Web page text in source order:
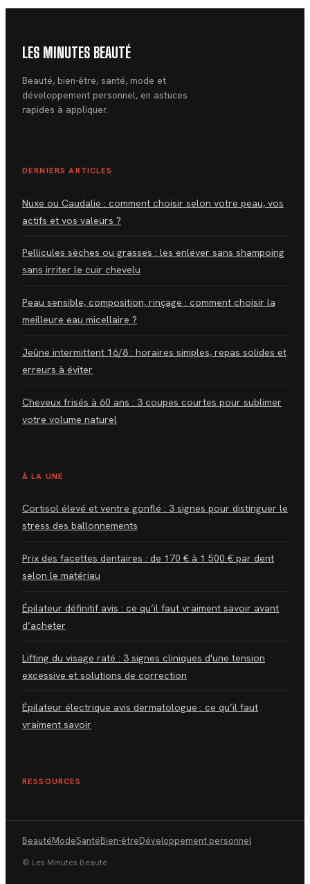
LES MINUTES BEAUTÉ
Beauté, bien-être, santé, mode et
développement personnel, en astuces
rapides à appliquer.
DERNIERS ARTICLES
Nuxe ou Caudalie : comment choisir selon votre peau, vos
actifs et vos valeurs ?
Pellicules sèches ou grasses : les enlever sans shampoing
sans irriter le cuir chevelu
Peau sensible, composition, rinçage : comment choisir la
meilleure eau micellaire ?
Jeûne intermittent 16/8 : horaires simples, repas solides et
erreurs à éviter
Cheveux frisés à 60 ans : 3 coupes courtes pour sublimer
votre volume naturel
À LA UNE
Cortisol élevé et ventre gonflé : 3 signes pour distinguer le
stress des ballonnements
Prix des facettes dentaires : de 170 € à 1 500 € par dent
selon le matériau
Épilateur définitif avis : ce qu’il faut vraiment savoir avant
d’acheter
Lifting du visage raté : 3 signes cliniques d'une tension
excessive et solutions de correction
Épilateur électrique avis dermatologue : ce qu’il faut
vraiment savoir
RESSOURCES
BeautéModeSantéBien-êtreDéveloppement personnel
© Les Minutes Beauté